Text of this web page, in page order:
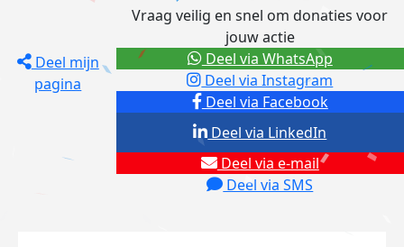
Deel mijn
pagina
Vraag veilig en snel om donaties voor
jouw actie
Deel via Facebook
Deel via Instagram
Deel via e-mail
Deel via SMS
Deel via LinkedIn
Deel via WhatsApp